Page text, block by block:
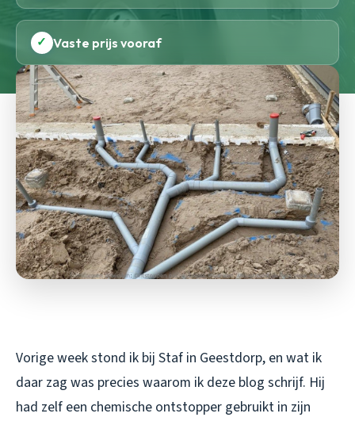
✓ Vaste prijs vooraf
Vorige week stond ik bij Staf in Geestdorp, en wat ik
daar zag was precies waarom ik deze blog schrijf. Hij
had zelf een chemische ontstopper gebruikt in zijn